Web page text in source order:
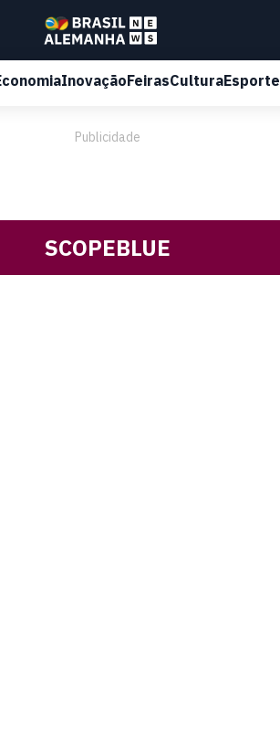
InovaçãoFeirasCulturaEsporte
Publicidade
SCOPEBLUE